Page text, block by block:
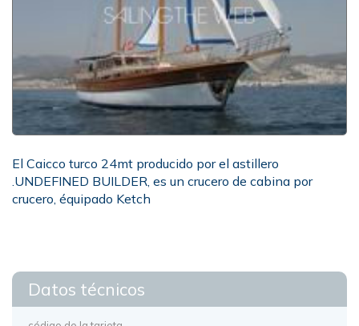
El Caicco turco 24mt producido por el astillero
.UNDEFINED BUILDER, es un crucero de cabina por
crucero, équipado Ketch
Datos técnicos